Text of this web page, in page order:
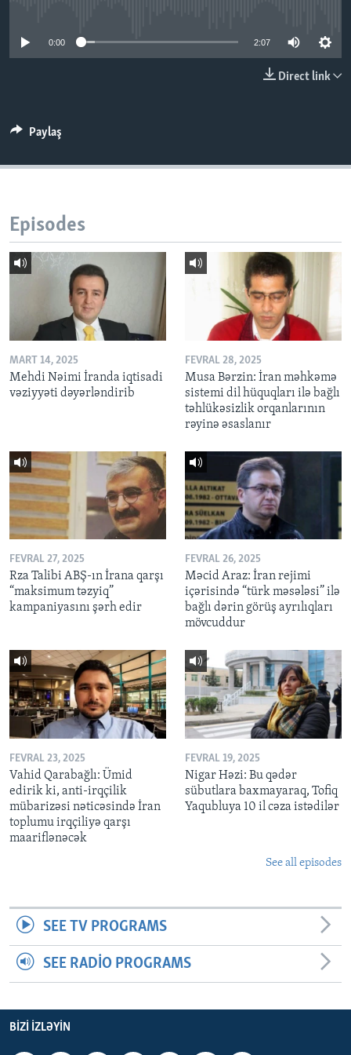
BIZI IZLƏYIN
0:00 2:07
Direct link
Paylaş
Episodes
MART 14, 2025
Mehdi Nəimi İranda iqtisadi
vəziyyəti dəyərləndirib
FEVRAL 28, 2025
Musa Bərzin: İran məhkəmə
sistemi dil hüquqları ilə bağlı
təhlükəsizlik orqanlarının
rəyinə əsaslanır
FEVRAL 27, 2025
Rza Talibi ABŞ-ın İrana qarşı
“maksimum təzyiq”
kampaniyasını şərh edir
FEVRAL 26, 2025
Məcid Araz: İran rejimi
içərisində “türk məsələsi” ilə
bağlı dərin görüş ayrılıqları
mövcuddur
FEVRAL 23, 2025
Vahid Qarabağlı: Ümid
edirik ki, anti-irqçilik
mübarizəsi nəticəsində İran
toplumu irqçiliyə qarşı
maariflənəcək
FEVRAL 19, 2025
Nigar Həzi: Bu qədər
sübutlara baxmayaraq, Tofiq
Yaqubluya 10 il cəza istədilər
See all episodes
SEE TV PROGRAMS
SEE RADIO PROGRAMS
BIZI IZLƏYIN